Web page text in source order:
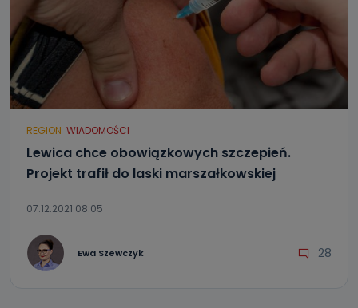
REGION WIADOMOŚCI
Lewica chce obowiązkowych szczepień.
Projekt trafił do laski marszałkowskiej
07.12.2021 08:05
Ewa Szewczyk 28